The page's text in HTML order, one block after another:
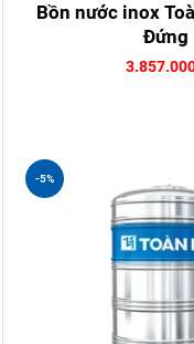
Bồn nước inox
Đứng
-5%